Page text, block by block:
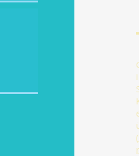
(